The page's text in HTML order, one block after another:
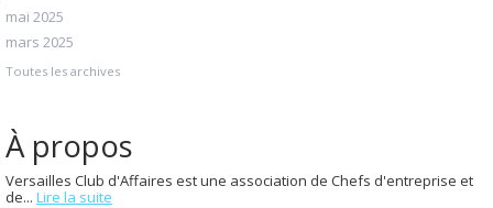
mai 2025
mars 2025
Toutes les archives
À propos
Versailles Club d'Affaires est une association de Chefs d'entreprise et
de... Lire la suite